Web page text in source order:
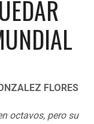
FLORES
octavos, pero su